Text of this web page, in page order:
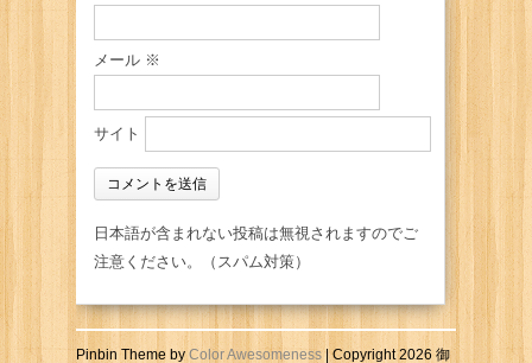
メール ※
サイト
日本語が含まれない投稿は無視されますのでご
注意ください。（スパム対策）
Pinbin Theme by Color Awesomeness| Copyright 2026 御